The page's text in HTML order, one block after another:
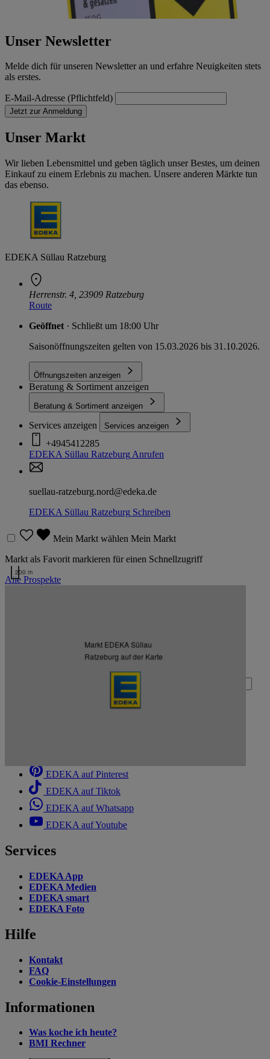
Unser Newsletter
Melde dich für unseren Newsletter an und erfahre Neuigkeiten stets
als erstes.
E-Mail-Adresse (Pflichtfeld)
Jetzt zur Anmeldung
Unser Markt
Wir lieben Lebensmittel und geben täglich unser Bestes, um deinen
Einkauf zu einem Erlebnis zu machen. Unsere anderen Märkte tun
das ebenso.
EDEKA Süllau Ratzeburg
Herrenstr. 4, 23909 Ratzeburg
Route
Geöffnet · Schließt um 18:00 Uhr
Saisonöffnungszeiten gelten von 15.03.2026 bis 31.10.2026.
Öffnungszeiten anzeigen
Beratung & Sortiment anzeigen
Beratung & Sortiment anzeigen
Services anzeigen Services anzeigen
+4945412285
EDEKA Süllau Ratzeburg Anrufen
suellau-ratzeburg.nord@edeka.de
EDEKA Süllau Ratzeburg Schreiben
Mein Markt wählen Mein Markt
Markt als Favorit markieren für einen Schnellzugriff
Alle Prospekte
Markt EDEKA Süllau
Ratzeburg auf der Karte
200 m
Zum Newsletter anmelden
Deine E-Mail-Adresse (Pflichtfeld)
EDEKA auf Pinterest
EDEKA auf Tiktok
EDEKA auf Whatsapp
EDEKA auf Youtube
Services
EDEKA App
EDEKA Medien
EDEKA smart
EDEKA Foto
Hilfe
Kontakt
FAQ
Cookie-Einstellungen
Informationen
Was koche ich heute?
BMI Rechner